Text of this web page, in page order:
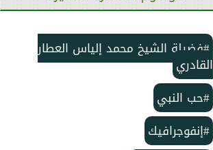
#فضيلة الشيخ محمد إلياس العطار
القادري
#حب النبي
#إنفوجرافيك